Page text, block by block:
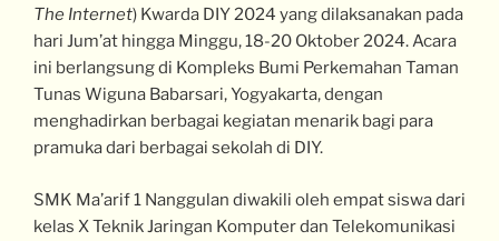
The Internet) Kwarda DIY 2024 yang dilaksanakan pada
hari Jum’at hingga Minggu, 18-20 Oktober 2024. Acara
ini berlangsung di Kompleks Bumi Perkemahan Taman
Tunas Wiguna Babarsari, Yogyakarta, dengan
menghadirkan berbagai kegiatan menarik bagi para
pramuka dari berbagai sekolah di DIY.
SMK Ma’arif 1 Nanggulan diwakili oleh empat siswa dari
kelas X Teknik Jaringan Komputer dan Telekomunikasi